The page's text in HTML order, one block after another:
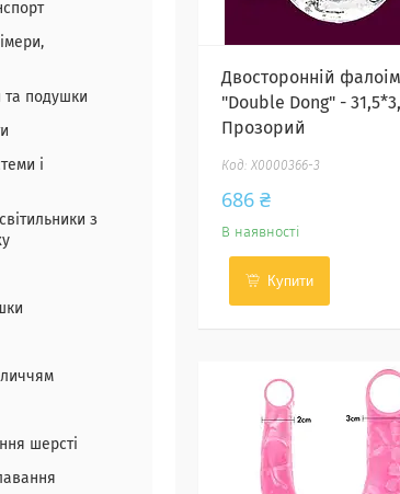
Двосторонній
"Double Dong" -
Прозорий
X0000366-3
686 ₴
В наявності
Купити
та подушки
і
з
шерсті